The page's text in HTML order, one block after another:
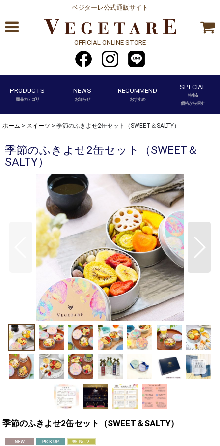
ベジターレ公式通販サイト
OFFICIAL ONLINE STORE
PRODUCTS
商品カテゴリ
NEWS
お知らせ
RECOMMEND
おすすめ
SPECIAL
特集&
価格から探す
ホーム > スイーツ > 季節のふきよせ2缶セット（SWEET＆SALTY）
季節のふきよせ2缶セット（SWEET＆
SALTY）
季節のふきよせ2缶セット（SWEET＆SALTY）